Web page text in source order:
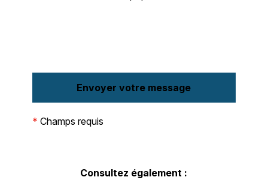
* Champs requis
Consultez également :